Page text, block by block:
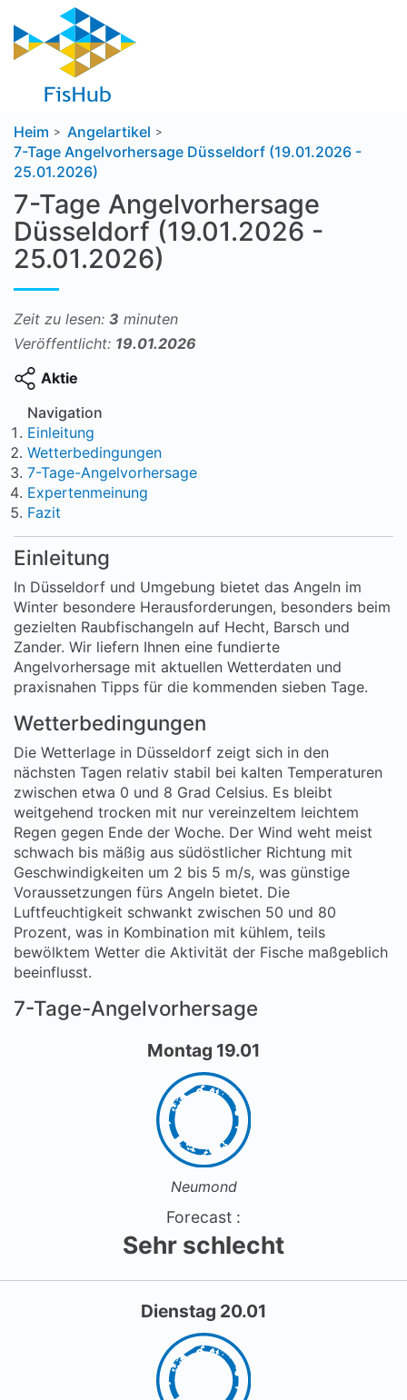
Heim
Angelartikel
7-Tage Angelvorhersage Düsseldorf (19.01.2026 -
25.01.2026)
7-Tage Angelvorhersage
Düsseldorf (19.01.2026 -
25.01.2026)
Zeit zu lesen: 3 minuten
Veröffentlicht: 19.01.2026
Aktie
Navigation
Einleitung
Wetterbedingungen
7-Tage-Angelvorhersage
Expertenmeinung
Fazit
Einleitung
In Düsseldorf und Umgebung bietet das Angeln im
Winter besondere Herausforderungen, besonders beim
gezielten Raubfischangeln auf Hecht, Barsch und
Zander. Wir liefern Ihnen eine fundierte
Angelvorhersage mit aktuellen Wetterdaten und
praxisnahen Tipps für die kommenden sieben Tage.
Wetterbedingungen
Die Wetterlage in Düsseldorf zeigt sich in den
nächsten Tagen relativ stabil bei kalten Temperaturen
zwischen etwa 0 und 8 Grad Celsius. Es bleibt
weitgehend trocken mit nur vereinzeltem leichtem
Regen gegen Ende der Woche. Der Wind weht meist
schwach bis mäßig aus südöstlicher Richtung mit
Geschwindigkeiten um 2 bis 5 m/s, was günstige
Voraussetzungen fürs Angeln bietet. Die
Luftfeuchtigkeit schwankt zwischen 50 und 80
Prozent, was in Kombination mit kühlem, teils
bewölktem Wetter die Aktivität der Fische maßgeblich
beeinflusst.
7-Tage-Angelvorhersage
Montag 19.01
Neumond
Forecast :
Sehr schlecht
Dienstag 20.01